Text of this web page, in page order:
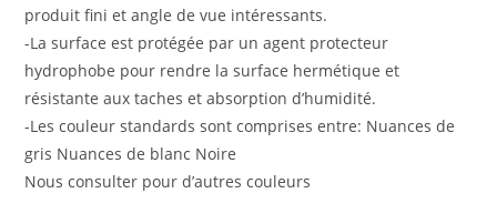
produit fini et angle de vue intéressants.
-La surface est protégée par un agent protecteur
hydrophobe pour rendre la surface hermétique et
résistante aux taches et absorption d’humidité.
-Les couleur standards sont comprises entre: Nuances de
gris Nuances de blanc Noire
Nous consulter pour d’autres couleurs